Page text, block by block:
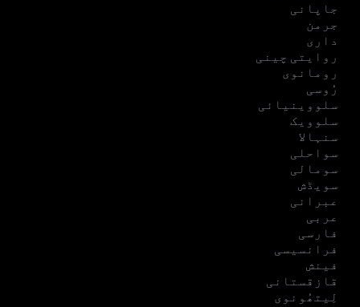
جاپانی
جرمن
داری
روایتی چینی
رومانوی
رُوسی
سلووینیائی
سلوویک
سنہالا
سواحلی
سومالی
سویڈش
عبرانی
عربی
فارسی
فرانسیسی
فینش
قازقستانی
لِیتھُونوی